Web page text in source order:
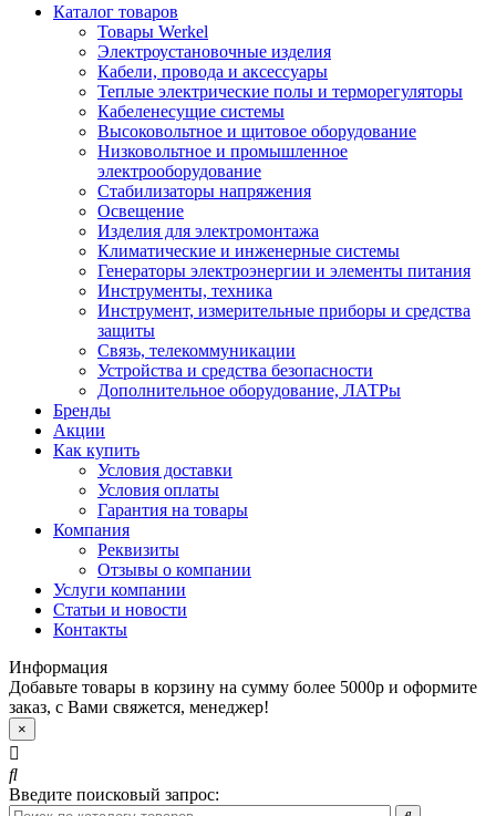
Каталог товаров
Товары Werkel
Электроустановочные изделия
Кабели, провода и аксессуары
Теплые электрические полы и терморегуляторы
Кабеленесущие системы
Высоковольтное и щитовое оборудование
Низковольтное и промышленное
электрооборудование
Стабилизаторы напряжения
Освещение
Изделия для электромонтажа
Климатические и инженерные системы
Генераторы электроэнергии и элементы питания
Инструменты, техника
Инструмент, измерительные приборы и средства
защиты
Связь, телекоммуникации
Устройства и средства безопасности
Дополнительное оборудование, ЛАТРы
Бренды
Акции
Как купить
Условия доставки
Условия оплаты
Гарантия на товары
Компания
Реквизиты
Отзывы о компании
Услуги компании
Статьи и новости
Контакты
Информация
Добавьте товары в корзину на сумму более 5000р и оформите
заказ, с Вами свяжется, менеджер!
×
Введите поисковый запрос: